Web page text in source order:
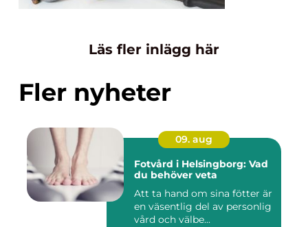
Läs fler inlägg här
Fler nyheter
09. aug
Fotvård i Helsingborg: Vad
du behöver veta
Att ta hand om sina fötter är
en väsentlig del av personlig
vård och välbe...